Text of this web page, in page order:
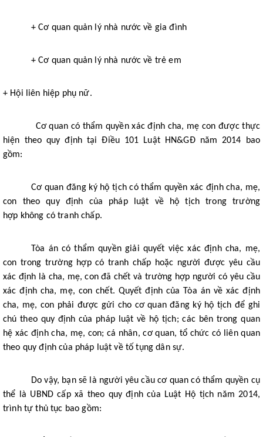
+ Cơ quan quản lý nhà nước về gia đình
+ Cơ quan quản lý nhà nước về trẻ em
+ Hội liên hiệp phụ nữ.
Cơ quan có thẩm quyền xác định cha, mẹ con được thực
hiện theo quy định tại Điều 101 Luật HN&GĐ năm 2014 bao
gồm:
Cơ quan đăng ký hộ tịch có thẩm quyền xác định cha, mẹ,
con theo quy định của pháp luật về hộ tịch trong trường
hợp không có tranh chấp.
Tòa án có thẩm quyền giải quyết việc xác định cha, mẹ,
con trong trường hợp có tranh chấp hoặc người được yêu cầu
xác định là cha, mẹ, con đã chết và trường hợp người có yêu cầu
xác định cha, mẹ, con chết. Quyết định của Tòa án về xác định
cha, mẹ, con phải được gửi cho cơ quan đăng ký hộ tịch để ghi
chú theo quy định của pháp luật về hộ tịch; các bên trong quan
hệ xác định cha, mẹ, con; cá nhân, cơ quan, tổ chức có liên quan
theo quy định của pháp luật về tố tụng dân sự.
Do vậy, bạn sẽ là người yêu cầu cơ quan có thẩm quyền cụ
thể là UBND cấp xã theo quy định của Luật Hộ tịch năm 2014,
trình tự thủ tục bao gồm: